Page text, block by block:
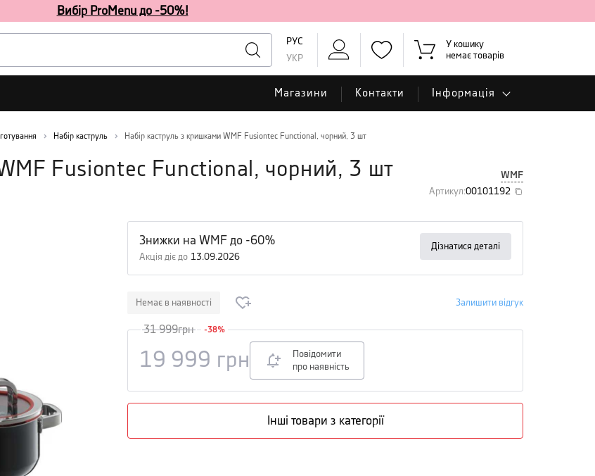
Вибір ProMenu до -50%!
РУС
УКР
У кошику
немає товарів
Магазини Контакти Інформація
Набір каструль Набір каструль з кришками WMF Fusiontec Functional, чорний, 3 шт
Fusiontec Functional, чорний, 3 шт
WMF
Артикул:00101192
Знижки на WMF до -60%
Акція діє до 13.09.2026
Дізнатися деталі
Немає в наявності Залишити відгук
31 999грн -38%
19 999 грн
Повідомити
про наявність
Інші товари з категорії